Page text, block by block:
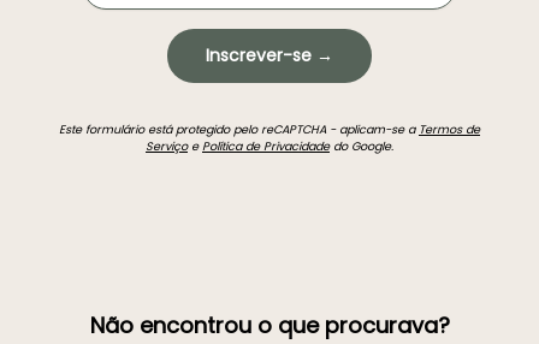
Inscrever-se →
Este formulário está protegido pelo reCAPTCHA - aplicam-se a Termos de
ServiçoePolítica de Privacidadedo Google.
Não encontrou o que procurava?